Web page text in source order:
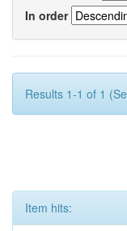
In order
Results 1-1 of 1
Item hits: